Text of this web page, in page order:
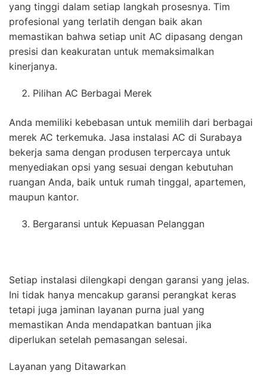
yang tinggi dalam setiap langkah prosesnya. Tim
profesional yang terlatih dengan baik akan
memastikan bahwa setiap unit AC dipasang dengan
presisi dan keakuratan untuk memaksimalkan
kinerjanya.
Pilihan AC Berbagai Merek
Anda memiliki kebebasan untuk memilih dari berbagai
merek AC terkemuka. Jasa instalasi AC di Surabaya
bekerja sama dengan produsen terpercaya untuk
menyediakan opsi yang sesuai dengan kebutuhan
ruangan Anda, baik untuk rumah tinggal, apartemen,
maupun kantor.
Bergaransi untuk Kepuasan Pelanggan
Setiap instalasi dilengkapi dengan garansi yang jelas.
Ini tidak hanya mencakup garansi perangkat keras
tetapi juga jaminan layanan purna jual yang
memastikan Anda mendapatkan bantuan jika
diperlukan setelah pemasangan selesai.
Layanan yang Ditawarkan